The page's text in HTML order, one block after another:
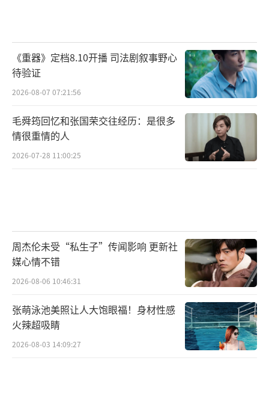
《重器》定档8.10开播 司法剧叙事野心
待验证
2026-08-07 07:21:56
毛舜筠回忆和张国荣交往经历：是很多
情很重情的人
2026-07-28 11:00:25
周杰伦未受“私生子”传闻影响 更新社
媒心情不错
2026-08-06 10:46:31
张萌泳池美照让人大饱眼福！身材性感
火辣超吸睛
2026-08-03 14:09:27